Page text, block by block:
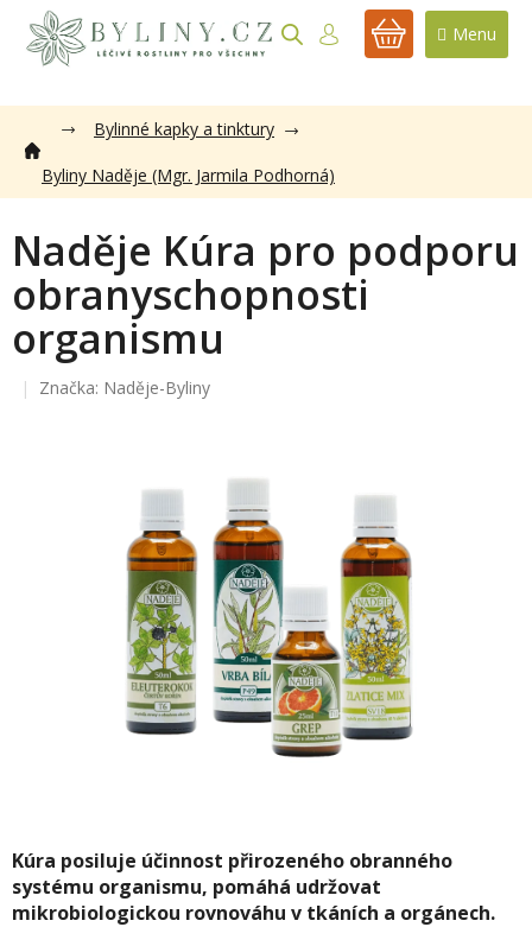
obsah
NÁKUPNÍ
Bylinné kapky a tinktury
Byliny Naděje (Mgr. Jarmila Podhorná)
Naděje Kúra pro podporu
obranyschopnosti
organismu
Značka: Naděje-Byliny
Kúra posiluje účinnost přirozeného obranného
systému organismu, pomáhá udržovat
mikrobiologickou rovnováhu v tkáních a orgánech.